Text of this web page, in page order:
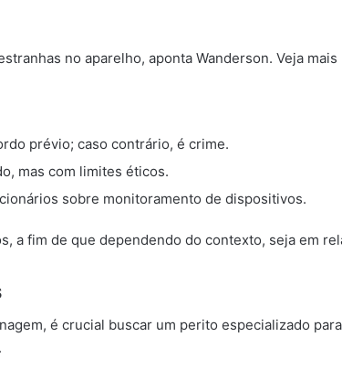
no aparelho, aponta Wanderson. Veja
prévio; caso contrário, é crime.
mas com limites éticos.
sobre monitoramento de dispositivos.
a fim de que dependendo do contexto, seja em
é crucial buscar um perito especializado